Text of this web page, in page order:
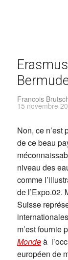
Francois
15 novembre
Non, ce
de ce beau
niveau des
comme
de l’Expo.02.
Suisse
m’est fournie
Mondeà
européen de